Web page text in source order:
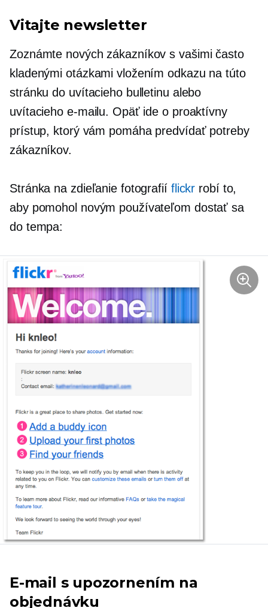
Vitajte newsletter
Zoznámte nových zákazníkov s vašimi často
kladenými otázkami vložením odkazu na túto
stránku do uvítacieho bulletinu alebo
uvítacieho e-mailu. Opäť ide o proaktívny
prístup, ktorý vám pomáha predvídať potreby
zákazníkov.
Stránka na zdieľanie fotografií flickr robí to,
aby pomohol novým používateľom dostať sa
do tempa:
E-mail s upozornením na
objednávku